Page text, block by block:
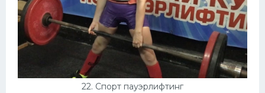
22. Спорт пауэрлифтинг